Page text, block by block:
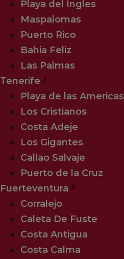
Playa del Ingles
Maspalomas
Puerto Rico
Bahia Feliz
Las Palmas
Tenerife
Playa de las Americas
Los Cristianos
Costa Adeje
Los Gigantes
Callao Salvaje
Puerto de la Cruz
Fuerteventura
Corralejo
Caleta De Fuste
Costa Antigua
Costa Calma